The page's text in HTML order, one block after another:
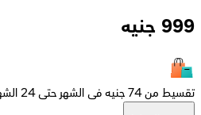
999 جنيه
تقسيط من 74 جنيه فى الشهر حتى 24 الشهر